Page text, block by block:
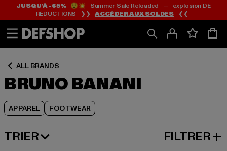
Passer
au
Passer
au
de
JUSQU’À -65%😲💥 Summer Sale Reloaded — explosion DE
RÉDUCTIONS ❯❯ACCÉDER AUX SOLDES ❮❮
ALL BRANDS
BRUNO BANANI
APPAREL FOOTWEAR
Passer
au
de
TRIER
MEILLEURES VENTES FILTRER